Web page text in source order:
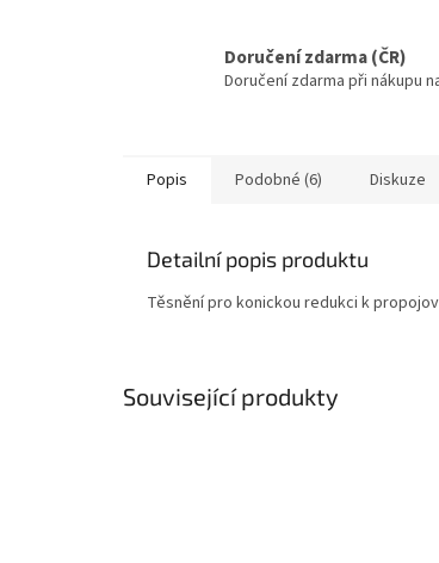
Doručení zdarma (ČR)
Doručení zdarma při nákupu
Popis Podobné (6) Diskuze
Detailní popis produktu
Těsnění pro konickou redukci k
Související produkty